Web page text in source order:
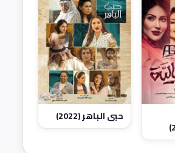
حبي الباهر (2022)